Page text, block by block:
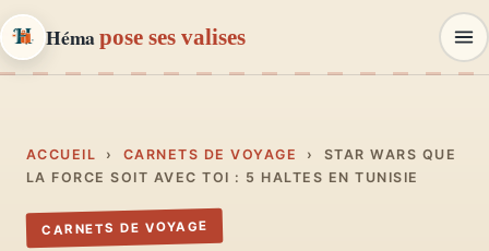
Hémapose ses valises
01 Carnets de voyage
Récits, road-trips, itinéraires
ACCUEIL › CARNETS DE VOYAGE › STAR WARS QUE
LA FORCE SOIT AVEC TOI : 5 HALTES EN TUNISIE
CARNETS DE VOYAGE